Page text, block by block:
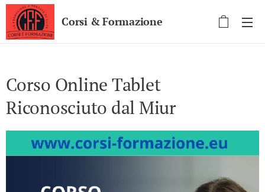
Corsi & Formazione
Corso Online Tablet
Riconosciuto dal Miur